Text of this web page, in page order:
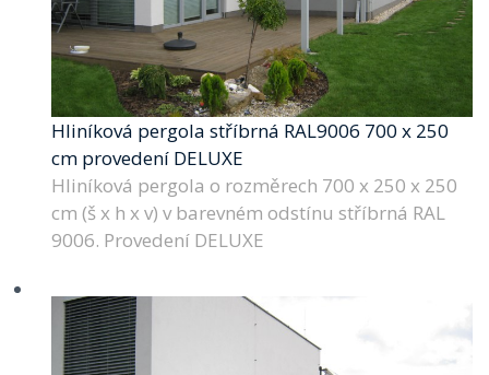
Hliníková pergola stříbrná RAL9006 700 x 250
cm provedení DELUXE
Hliníková pergola o rozměrech 700 x 250 x 250
cm (š x h x v) v barevném odstínu stříbrná RAL
9006. Provedení DELUXE